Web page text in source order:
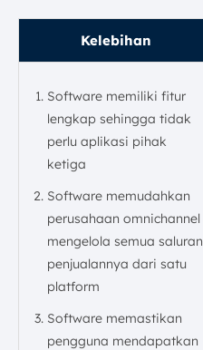
Kelebihan
Software memiliki fitur
lengkap sehingga tidak
perlu aplikasi pihak
ketiga
Software memudahkan
perusahaan omnichannel
mengelola semua saluran
penjualannya dari satu
platform
Software memastikan
pengguna mendapatkan